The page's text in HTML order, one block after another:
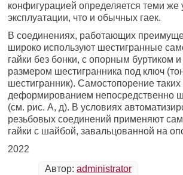
конфигурацией определяется теми же
эксплуатации, что и обычных гаек.
В соединениях, работающих
широко используют шестигранные
гайки без бонки, с опорным буртиком
размером шестигранника под ключ
шестигранник). Самостопорение таких
деформированием непосредственно
(см. рис. А, д). В условиях
резьбовых соединений применяют
гайки с шай­бой, завальцованной на
2022
Автор: administrator